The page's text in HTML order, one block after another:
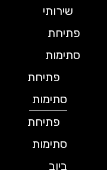
שירותי
פתיחת
סתימות
פתיחת
סתימות
פתיחת
סתימות